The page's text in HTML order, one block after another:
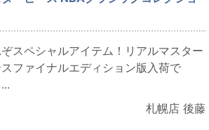
スペシャルアイテム！リアルマスター
スファイナルエディション版入荷で
札幌店 後藤